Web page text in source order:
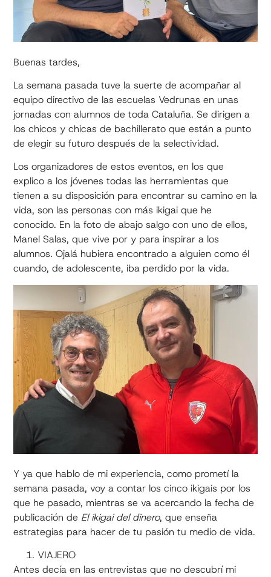
Buenas tardes,
La semana pasada tuve la suerte de acompañar al
equipo directivo de las escuelas Vedrunas en unas
jornadas con alumnos de toda Cataluña. Se dirigen a
los chicos y chicas de bachillerato que están a punto
de elegir su futuro después de la selectividad.
Los organizadores de estos eventos, en los que
explico a los jóvenes todas las herramientas que
tienen a su disposición para encontrar su camino en la
vida, son las personas con más ikigai que he
conocido. En la foto de abajo salgo con uno de ellos,
Manel Salas, que vive por y para inspirar a los
alumnos. Ojalá hubiera encontrado a alguien como él
cuando, de adolescente, iba perdido por la vida.
Y ya que hablo de mi experiencia, como prometí la
semana pasada, voy a contar los cinco ikigais por los
que he pasado, mientras se va acercando la fecha de
publicación de El ikigai del dinero, que enseña
estrategias para hacer de tu pasión tu medio de vida.
VIAJERO
Antes decía en las entrevistas que no descubrí mi